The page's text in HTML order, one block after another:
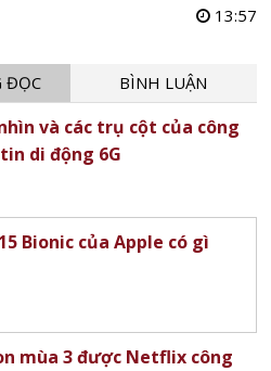
13:57
ĐỌC BÌNH LUẬN
và các trụ cột của công
di động 6G
Bionic của Apple có gì
mùa 3 được Netflix công